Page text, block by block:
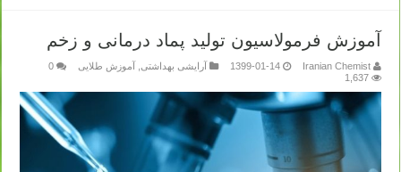
آموزش فرمولاسیون تولید پماد درمانی و زخم
Iranian Chemist
1399-01-14 آرایشی بهداشتی آموزش طلایی
0
1,637